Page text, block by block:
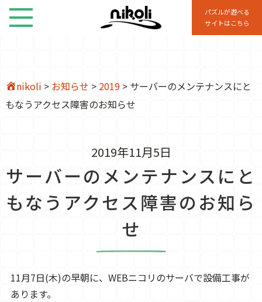
パズルが遊べる
サイトはこちら
nikoli > お知らせ > 2019> サーバーのメンテナンスにと
もなうアクセス障害のお知らせ
2019年11月5日
サーバーのメンテナンスにと
もなうアクセス障害のお知ら
せ
11月7日(木)の早朝に、WEBニコリのサーバで設備工事が
あります。